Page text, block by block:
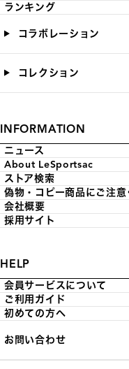
ランキング
コラボレーション
コレクション
INFORMATION
ニュース
About LeSportsac
ストア検索
偽物・コピー商品にご注意
会社概要
採用サイト
HELP
会員サービスについて
ご利用ガイド
初めての方へ
お問い合わせ